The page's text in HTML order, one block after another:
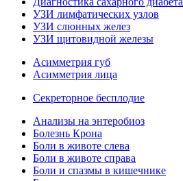
УЗИ лимфатических узлов
УЗИ слюнных желез
УЗИ щитовидной железы
Асимметрия губ
Асимметрия лица
Секреторное бесплодие
Анализы на энтеробиоз
Болезнь Крона
Боли в животе слева
Боли в животе справа
Боли и спазмы в кишечнике